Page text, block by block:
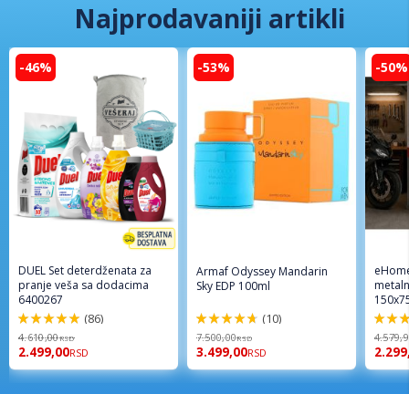
Najprodavaniji artikli
-46%
DUEL Set deterdženata za
pranje veša sa dodacima
6400267
98%
(86)
4.610,00RSD
2.499,00RSD
-53%
Armaf Odyssey Mandarin
Sky EDP 100ml
94%
(10)
7.500,00RSD
3.499,00RSD
-50%
96%